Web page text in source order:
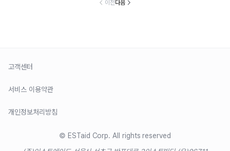
이전다음
고객센터
서비스 이용약관
개인정보처리방침
© ESTaid Corp. All rights reserved